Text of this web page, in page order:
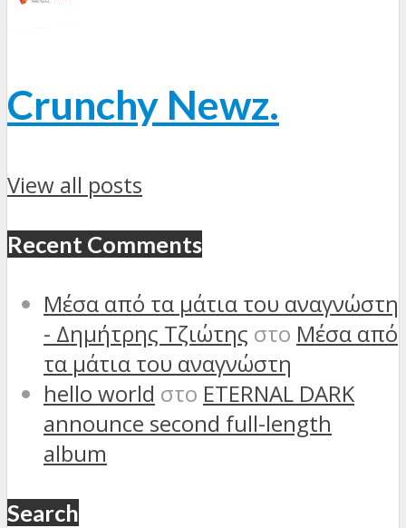
Crunchy Newz.
View all posts
Recent Comments
Μέσα από τα μάτια του αναγνώστη
- Δημήτρης Τζιώτης στο Μέσα από
τα μάτια του αναγνώστη
hello world στο ETERNAL DARK
announce second full-length
album
Search